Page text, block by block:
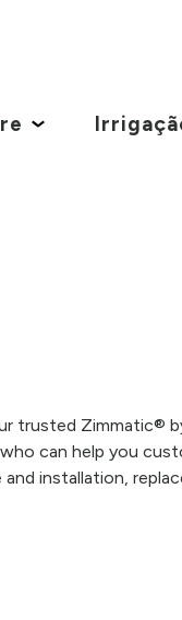
trusted Zimmatic®
can help you
and installation,